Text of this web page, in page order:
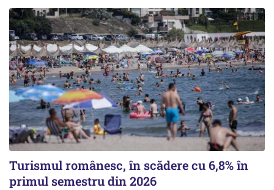
Turismul românesc, în scădere cu 6,8% în
primul semestru din 2026